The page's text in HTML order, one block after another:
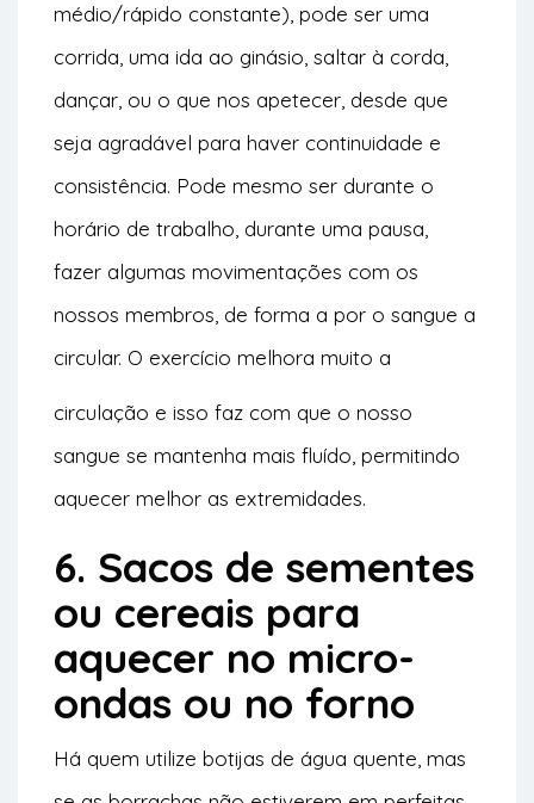
médio/rápido constante), pode ser uma
corrida, uma ida ao ginásio, saltar à corda,
dançar, ou o que nos apetecer, desde que
seja agradável para haver continuidade e
consistência. Pode mesmo ser durante o
horário de trabalho, durante uma pausa,
fazer algumas movimentações com os
nossos membros, de forma a por o sangue a
circular. O exercício melhora muito a
circulação e isso faz com que o nosso
sangue se mantenha mais fluído, permitindo
aquecer melhor as extremidades.
6. Sacos de sementes
ou cereais para
aquecer no micro-
ondas ou no forno
Há quem utilize botijas de água quente, mas